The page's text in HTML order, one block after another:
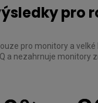
pro
pro monitory a
a nezahrnuje monitory